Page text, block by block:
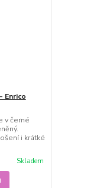
Enrico
v černé
i krátké
Skladem